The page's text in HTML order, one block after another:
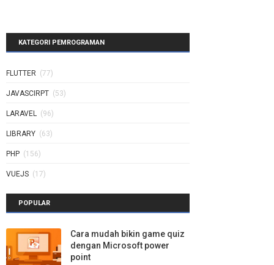
KATEGORI PEMROGRAMAN
FLUTTER (77)
JAVASCIRPT (53)
LARAVEL (96)
LIBRARY (63)
PHP (156)
VUEJS (17)
POPULAR
Cara mudah bikin game quiz
dengan Microsoft power
point